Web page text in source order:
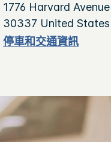
1776 Harvard Avenue
30337 United States
停車和交通資訊